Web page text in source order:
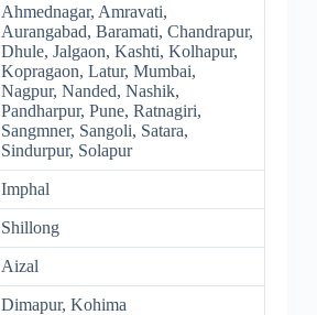
Ahmednagar, Amravati,
Aurangabad, Baramati, Chandrapur,
Dhule, Jalgaon, Kashti, Kolhapur,
Kopragaon, Latur, Mumbai,
Nagpur, Nanded, Nashik,
Pandharpur, Pune, Ratnagiri,
Sangmner, Sangoli, Satara,
Sindurpur, Solapur
Imphal
Shillong
Aizal
Dimapur, Kohima